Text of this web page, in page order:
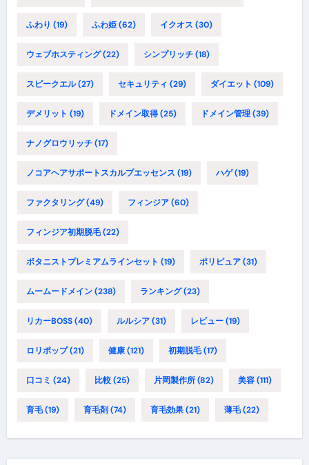
ふわり (19) ふわ姫(62) イクオス (30)
ウェブホスティング(22) シンプリッチ(18)
スピークエル(27) セキュリティ (29) ダイエット (109)
デメリット (19) ドメイン取得(25) ドメイン管理(39)
ナノグロウリッチ(17)
ノコアヘアサポートスカルプエッセンス (19) ハゲ(19)
ファクタリング(49) フィンジア(60)
フィンジア初期脱毛(22)
ボタニストプレミアムラインセット (19) ポリピュア(31)
ムームードメイン(238) ランキング(23)
リカーBOSS(40) ルルシア(31) レビュー(19)
ロリポップ(21) 健康(121) 初期脱毛(17)
口コミ (24) 比較(25) 片岡製作所(82) 美容(111)
育毛(19) 育毛剤 (74) 育毛効果(21) 薄毛(22)